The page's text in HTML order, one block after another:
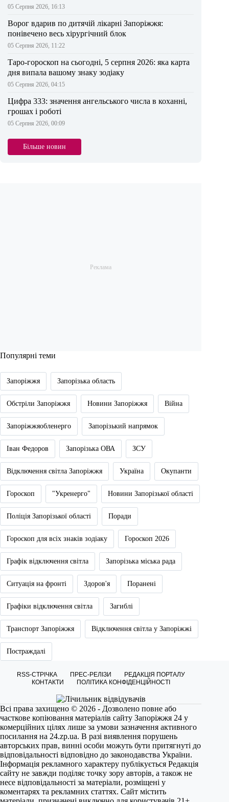
05 Серпня 2026, 16:13
Ворог вдарив по дитячій лікарні Запоріжжя:
понівечено весь хірургічний блок
05 Серпня 2026, 11:22
Таро-гороскоп на сьогодні, 5 серпня 2026: яка карта
дня випала вашому знаку зодіаку
05 Серпня 2026, 04:15
Цифра 333: значення ангельського числа в коханні,
грошах і роботі
05 Серпня 2026, 00:09
Більше новин
Популярні теми
Запоріжжя Запорізька область
Обстріли Запоріжжя Новини Запоріжжя Війна
Запоріжжяобленерго Запорізький напрямок
Іван Федоров Запорізька ОВА ЗСУ
Відключення світла Запоріжжя Україна Окупанти
Гороскоп "Укренерго" Новини Запорізької області
Поліція Запорізької області Поради
Гороскоп для всіх знаків зодіаку Гороскоп 2026
Графік відключення світла Запорізька міська рада
Ситуація на фронті Здоров'я Поранені
Графіки відключення світла Загиблі
Транспорт Запоріжжя Відключення світла у Запоріжжі
Постраждалі
RSS-СТРІЧКА ПРЕС-РЕЛІЗИ
РЕДАКЦІЯ ПОРТАЛУ
КОНТАКТИ
ПОЛІТИКА КОНФІДЕНЦІЙНОСТІ
Всі права захищено © 2026 - Дозволено повне або
часткове копіювання матеріалів сайту Запоріжжя 24 у
комерційних цілях лише за умови зазначення активного
посилання на 24.zp.ua. В разі виявлення порушень
авторських прав, винні особи можуть бути притягнуті до
відповідальності відповідно до законодавства України.
Інформація рекламного характеру публікується Редакція
сайту не завжди поділяє точку зору авторів, а також не
несе відповідальності за матеріали, розміщені у
коментарях та рекламних статтях. Сайт містить